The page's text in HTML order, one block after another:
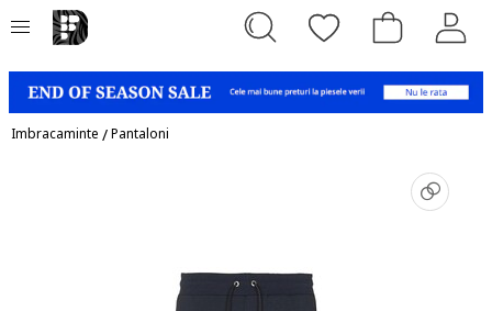
Imbracaminte /Pantaloni